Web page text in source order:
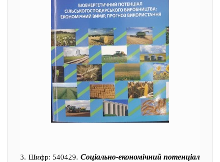
3. Шифр: 540429. Соціально-економічний потенціал